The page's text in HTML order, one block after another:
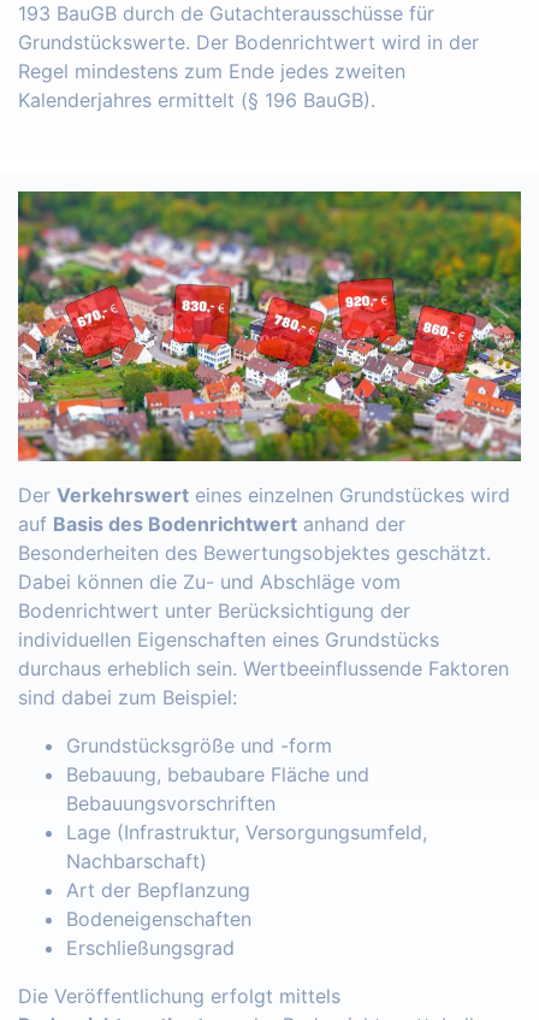
193 BauGB durch de Gutachterausschüsse für
Grundstückswerte. Der Bodenrichtwert wird in der
Regel mindestens zum Ende jedes zweiten
Kalenderjahres ermittelt (§ 196 BauGB).
Der Verkehrswert eines einzelnen Grundstückes wird
auf Basis des Bodenrichtwert anhand der
Besonderheiten des Bewertungsobjektes geschätzt.
Dabei können die Zu- und Abschläge vom
Bodenrichtwert unter Berücksichtigung der
individuellen Eigenschaften eines Grundstücks
durchaus erheblich sein. Wertbeeinflussende Faktoren
sind dabei zum Beispiel:
Grundstücksgröße und -form
Bebauung, bebaubare Fläche und
Bebauungsvorschriften
Lage (Infrastruktur, Versorgungsumfeld,
Nachbarschaft)
Art der Bepflanzung
Bodeneigenschaften
Erschließungsgrad
Die Veröffentlichung erfolgt mittels